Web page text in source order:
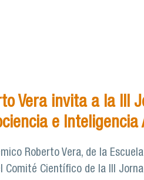
Vera invita a la III
e
Roberto Vera, de la
Comité Científico de la III